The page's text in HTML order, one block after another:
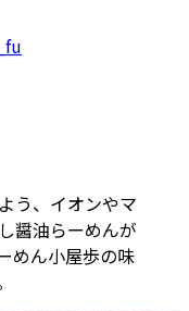
う、イオンやマ
醤油らーめんが
めん小屋歩の味